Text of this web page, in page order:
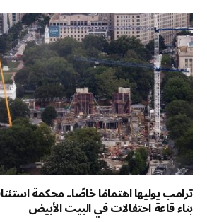
ترامب يوليها اهتمامًا خاصًا.. محكمة
بناء قاعة احتفالات في البيت الأبيض